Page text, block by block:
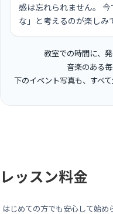
感は忘れられません。
な」と考えるのが楽しみ
教室での時間に、
音楽のある
下のイベント写真も、すべ
写真では伝えきれないワクワク
ぜひ体験しに来てください。
レッスン料金
はじめての方でも安心して始め